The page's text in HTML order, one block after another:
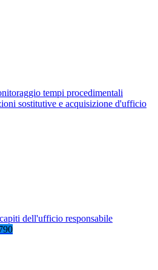
tempi procedimentali
sostitutive e acquisizione d'ufficio
dell'ufficio responsabile